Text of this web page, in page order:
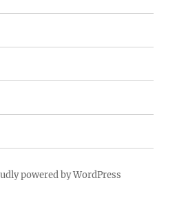
powered by WordPress